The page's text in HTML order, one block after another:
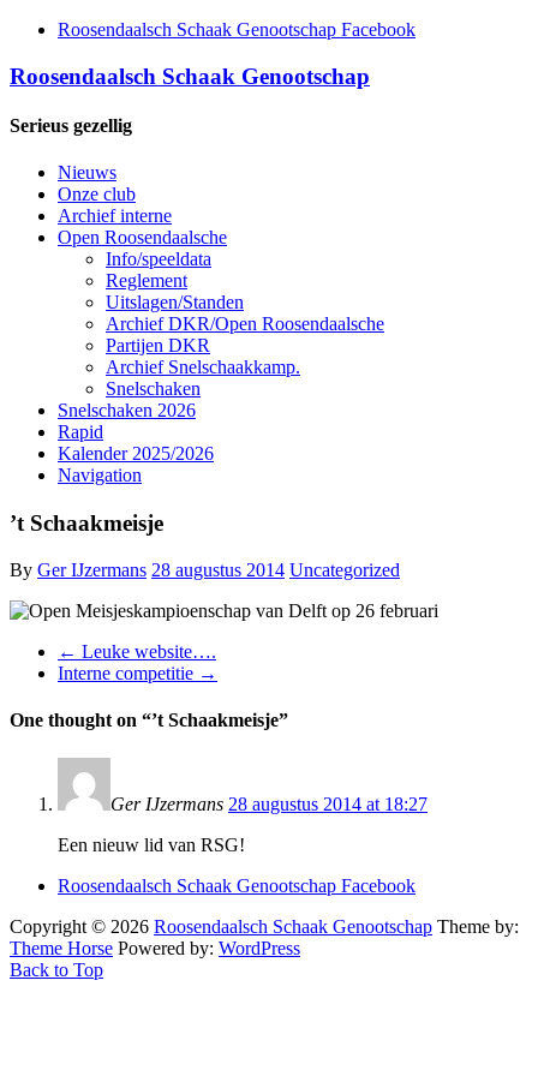
Roosendaalsch Schaak Genootschap Facebook
Roosendaalsch Schaak Genootschap
Serieus gezellig
Nieuws
Onze club
Archief interne
Open Roosendaalsche
Info/speeldata
Reglement
Uitslagen/Standen
Archief DKR/Open Roosendaalsche
Partijen DKR
Archief Snelschaakkamp.
Snelschaken
Snelschaken 2026
Rapid
Kalender 2025/2026
Navigation
’t Schaakmeisje
By Ger IJzermans 28 augustus 2014 Uncategorized
← Leuke website….
Interne competitie →
One thought on “’t Schaakmeisje”
Ger IJzermans 28 augustus 2014 at 18:27
Een nieuw lid van RSG!
Roosendaalsch Schaak Genootschap Facebook
Copyright © 2026 Roosendaalsch Schaak Genootschap Theme by:
Theme Horse Powered by: WordPress
Back to Top